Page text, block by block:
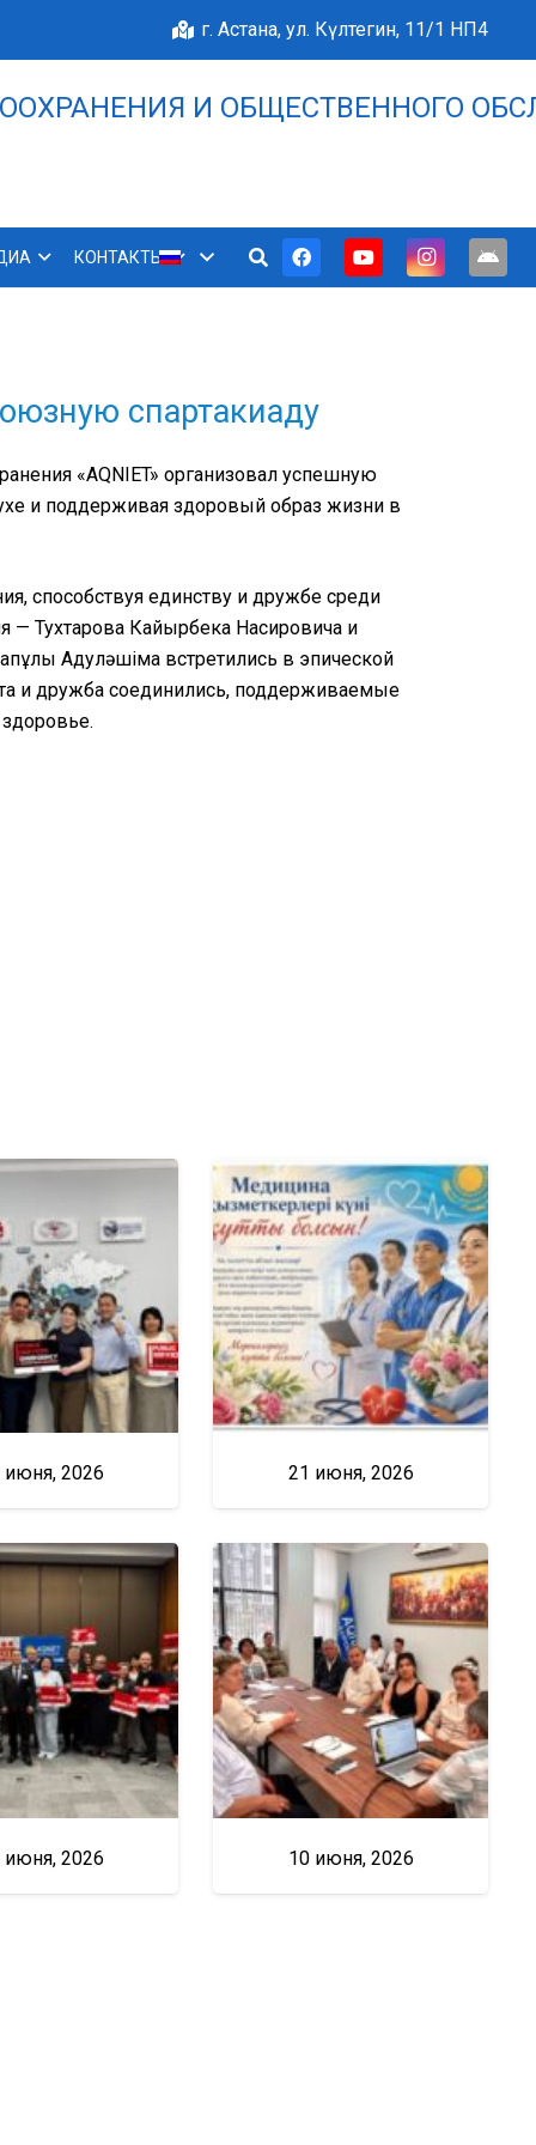
г. Астана, ул. Күлтегин, 11/1 НП4
И ОБЩЕСТВЕННОГО
КОНТАКТЫ
спартакиаду
«AQNIET» организовал успешную
и поддерживая здоровый образ жизни в
способствуя единству и дружбе среди
— Тухтарова Кайырбека Насировича и
Адуләшіма встретились в эпической
и дружба соединились, поддерживаемые
июня, 2026 21 июня, 2026
июня, 2026 10 июня, 2026